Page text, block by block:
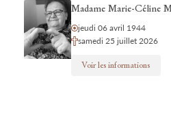
Madame Marie-Céline
jeudi 06 avril 1944
samedi 25 juillet 2026
Voir les informations